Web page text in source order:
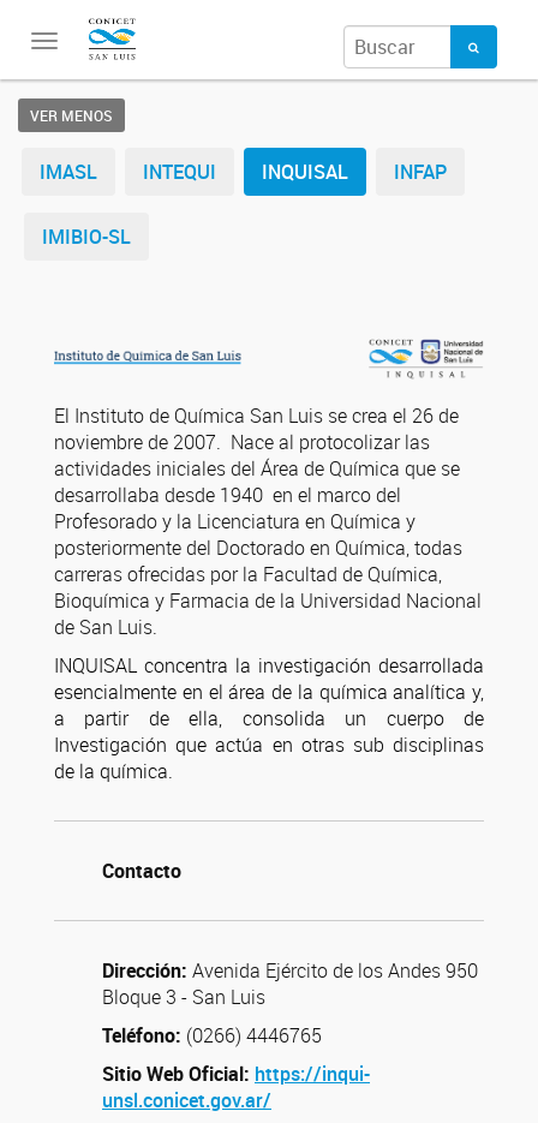
Toggle
VER MENOS
IMASL INTEQUI INQUISAL INFAP
IMIBIO-SL
El Instituto de Química San Luis se crea el 26 de
noviembre de 2007. Nace al protocolizar las
actividades iniciales del Área de Química que se
desarrollaba desde 1940 en el marco del
Profesorado y la Licenciatura en Química y
posteriormente del Doctorado en Química, todas
carreras ofrecidas por la Facultad de Química,
Bioquímica y Farmacia de la Universidad Nacional
de San Luis.
INQUISAL concentra la investigación desarrollada
esencialmente en el área de la química analítica y,
a partir de ella, consolida un cuerpo de
Investigación que actúa en otras sub disciplinas
de la química.
Contacto
Dirección: Avenida Ejército de los Andes 950
Bloque 3 - San Luis
Teléfono: (0266) 4446765
Sitio Web Oficial: https://inqui-
unsl.conicet.gov.ar/